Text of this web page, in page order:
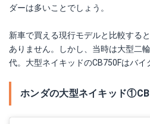
ダーは多いことでしょう。
新車で買える現行モデルと比較する
ありません。しかし、当時は大型二
代。大型ネイキッドのCB750Fはバイ
ホンダの大型ネイキッド